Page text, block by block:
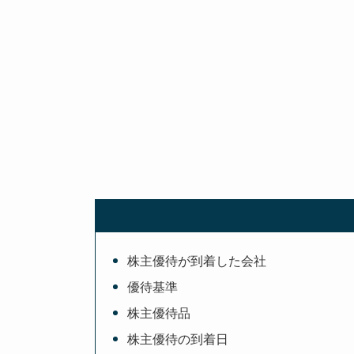
株主優待が到着した会社
優待基準
株主優待品
株主優待の到着日